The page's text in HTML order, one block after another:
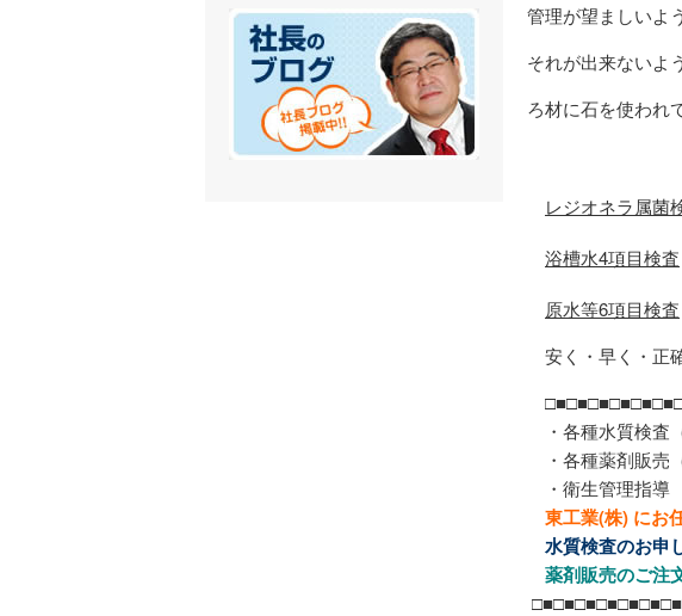
管理が望ましいよ
それが出来ないよ
ろ材に石を使われ
レジオネラ属菌
浴槽水4項目検査
原水等6項目検査
安く・早く・正
・各種水質検査
・各種薬剤販売
・衛生管理指導
東工業(株) にお
水質検査のお申
薬剤販売のご注